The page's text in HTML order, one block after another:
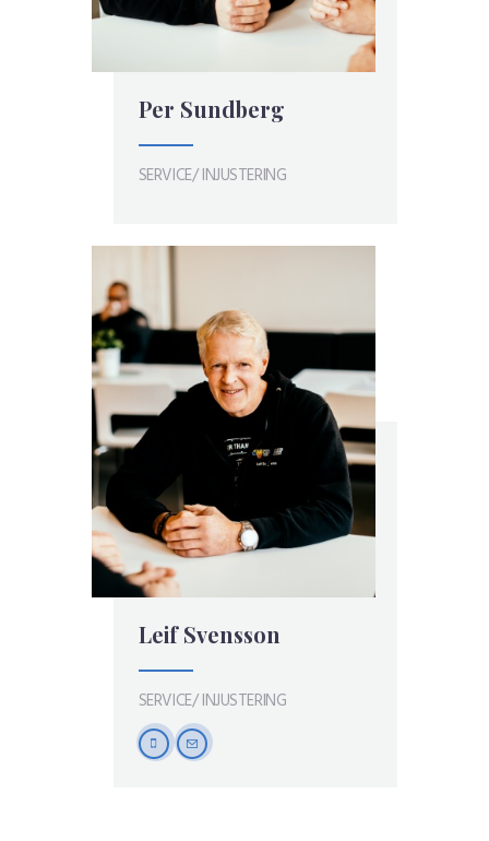
Per Sundberg
SERVICE/ INJUSTERING
Leif Svensson
SERVICE/ INJUSTERING
mobileemail